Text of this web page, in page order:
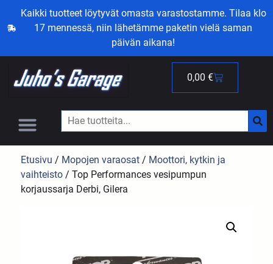
Kaikki tuotteet löytyvät omasta varastostamme. Tilaa klo
17 mennessä, niin lähetämme paketin vielä saman
päivän aikana!
0,00 €
Etusivu / Mopojen varaosat / Moottori, kytkin ja
vaihteisto / Top Performances vesipumpun
korjaussarja Derbi, Gilera